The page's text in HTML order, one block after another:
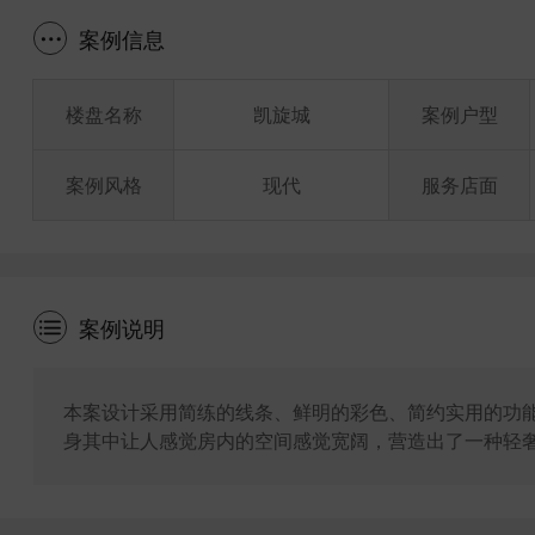
案例信息
楼盘名称
案例风格
凯旋城
现代
案例户型
服务店面
案例说明
本案设计采用简练的线条、鲜明的彩色、简约实用的
身其中让人感觉房内的空间感觉宽阔，营造出了一种轻